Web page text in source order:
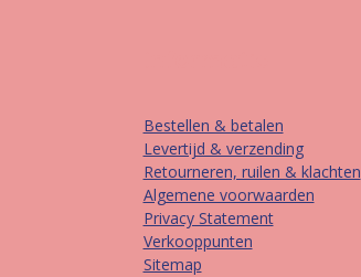
Bestellen & betalen
Levertijd & verzending
Retourneren, ruilen & klachten
Algemene voorwaarden
Privacy Statement
Verkooppunten
Sitemap